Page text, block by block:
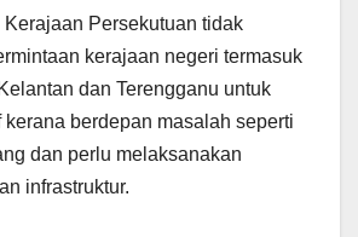
Kerajaan Persekutuan tidak
kerajaan negeri termasuk
dan Terengganu untuk
kerana berdepan masalah seperti
dan perlu melaksanakan
infrastruktur.